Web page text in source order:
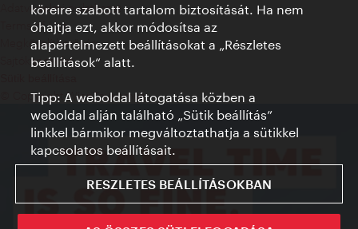
Adatvédelmi nyilatkozat
Terms of Use
Megközelíthetőség
Sajtókapcsolat
© Copyright WienTourismus
köreire szabott tartalom biztosítását. Ha nem
óhajtja ezt, akkor módosítsa az
alapértelmezett beállításokat a „Részletes
beállítások“ alatt.
Tipp: A weboldal látogatása közben a
weboldal alján található „Sütik beállítás”
linkkel bármikor megváltoztathatja a sütikkel
kapcsolatos beállításait.
RESZLETES BEÁLLÍTÁSOKBAN